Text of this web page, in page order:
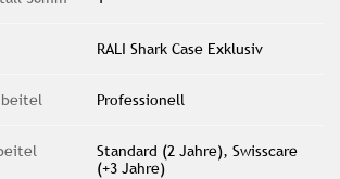
RALI Shark Case Exklusiv
Professionell
Standard (2 Jahre), Swisscare
(+3 Jahre)